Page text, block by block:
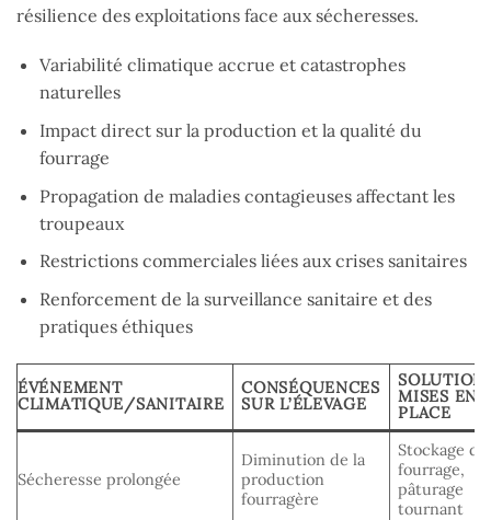
résilience des exploitations face aux sécheresses.
Variabilité climatique accrue et catastrophes
naturelles
Impact direct sur la production et la qualité du
fourrage
Propagation de maladies contagieuses affectant les
troupeaux
Restrictions commerciales liées aux crises sanitaires
Renforcement de la surveillance sanitaire et des
pratiques éthiques
ÉVÉNEMENT
CLIMATIQUE/SANITAIRE
CONSÉQUENCES
SUR L’ÉLEVAGE
MISES EN
PLACE
Sécheresse prolongée
Diminution de la
production
fourragère
Stockage de
fourrage,
pâturage
tournant